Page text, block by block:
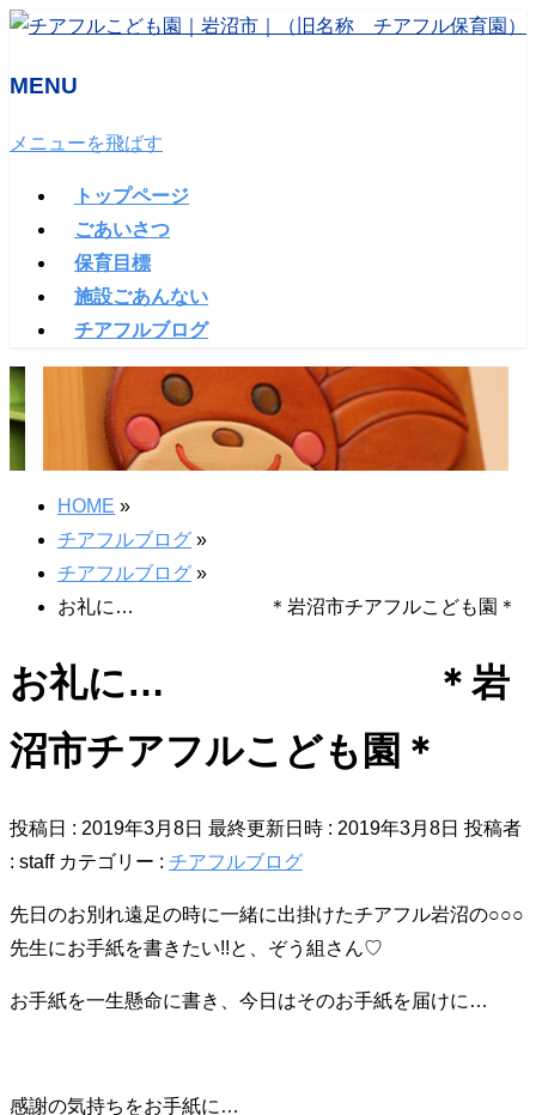
MENU
メニューを飛ばす
トップページ
ごあいさつ
保育目標
施設ごあんない
チアフルブログ
HOME »
チアフルブログ »
チアフルブログ »
お礼に… ＊岩沼市チアフルこども園＊
お礼に… ＊岩
沼市チアフルこども園＊
投稿日 : 2019年3月8日 最終更新日時 : 2019年3月8日 投稿者
: staff カテゴリー : チアフルブログ
先日のお別れ遠足の時に一緒に出掛けたチアフル岩沼の○○○
先生にお手紙を書きたい!!と、ぞう組さん♡
お手紙を一生懸命に書き、今日はそのお手紙を届けに…
感謝の気持ちをお手紙に…